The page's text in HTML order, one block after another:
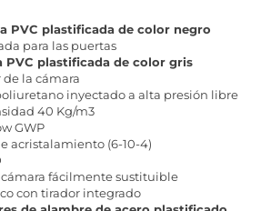
PVC plastificada de color negro
para las puertas
PVC plastificada de color gris
la cámara
inyectado a alta presión libre
40 Kg/m3
GWP
acristalamiento (6-10-4)
fácilmente sustituible
con tirador integrado